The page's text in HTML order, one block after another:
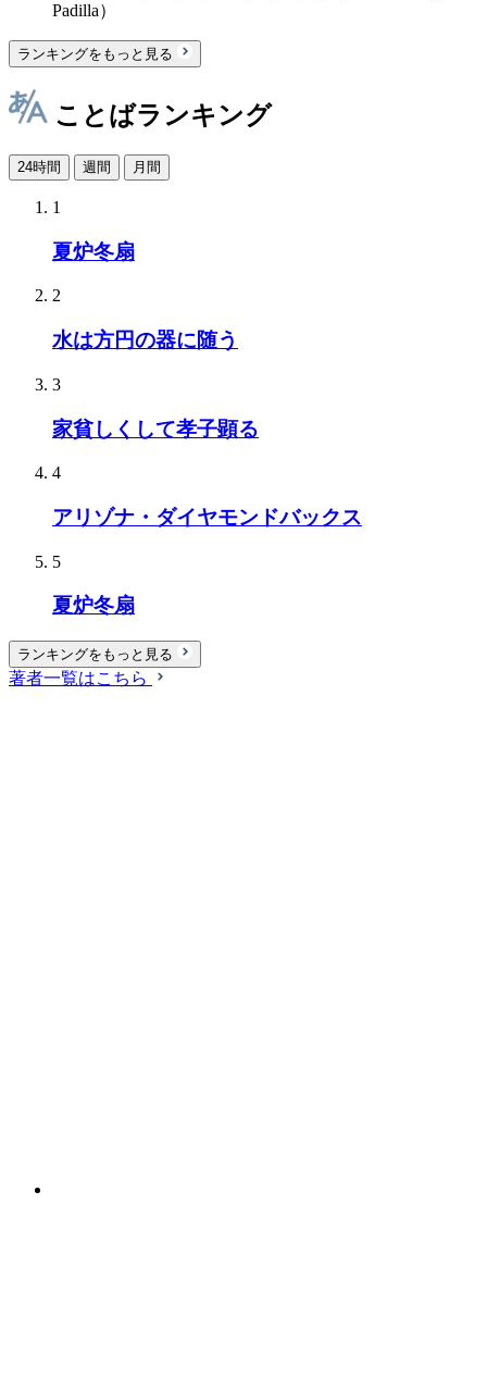
Padilla）
ランキングをもっと見る
ことばランキング
24時間 週間 月間
1
夏炉冬扇
2
水は方円の器に随う
3
家貧しくして孝子顕る
4
アリゾナ・ダイヤモンドバックス
5
夏炉冬扇
ランキングをもっと見る
著者一覧はこちら